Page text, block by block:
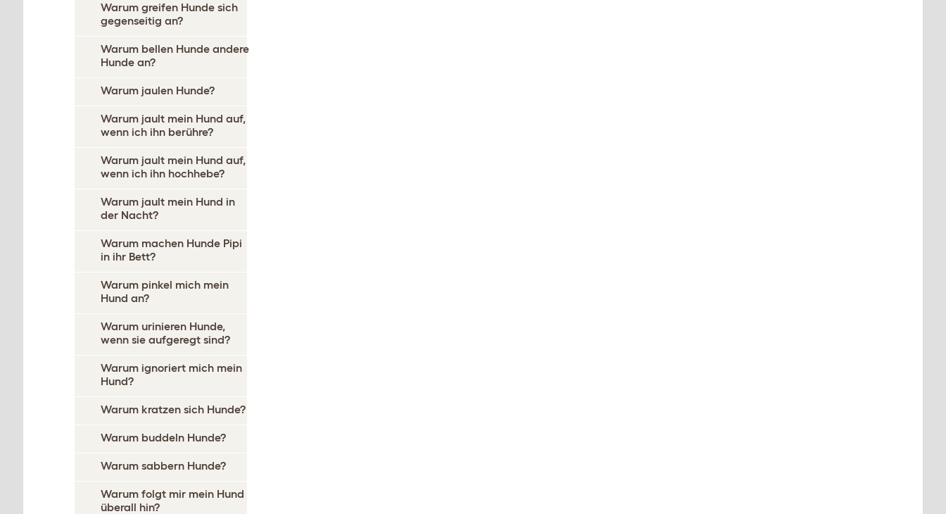
Warum greifen Hunde sich
gegenseitig an?
Warum bellen Hunde andere
Hunde an?
Warum jaulen Hunde?
Warum jault mein Hund auf,
wenn ich ihn berühre?
Warum jault mein Hund auf,
wenn ich ihn hochhebe?
Warum jault mein Hund in
der Nacht?
Warum machen Hunde Pipi
in ihr Bett?
Warum pinkel mich mein
Hund an?
Warum urinieren Hunde,
wenn sie aufgeregt sind?
Warum ignoriert mich mein
Hund?
Warum kratzen sich Hunde?
Warum buddeln Hunde?
Warum sabbern Hunde?
Warum folgt mir mein Hund
überall hin?